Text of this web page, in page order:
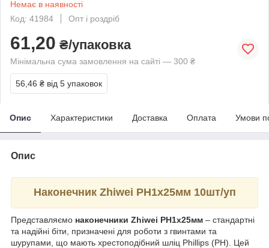
Немає в наявності
Код: 41984
Опт і роздріб
61,20 ₴/упаковка
Мінімальна сума замовлення на сайті — 300 ₴
56,46 ₴ від 5 упаковок
Опис Характеристики Доставка Оплата Умови
Опис
Наконечник Zhiwei PH1х25мм 10шт/уп
Представляємо наконечники Zhiwei PH1х25мм – стандартні
та надійні біти, призначені для роботи з гвинтами та
шурупами, що мають хрестоподібний шліц Phillips (PH). Цей